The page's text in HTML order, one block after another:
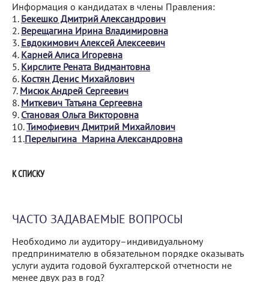
Информация о кандидатах в члены Правления:
1. Бекешко Дмитрий Александрович
2. Верещагина Ирина Владимировна
3. Евдокимович Алексей Алексеевич
4. Карней Алиса Игоревна
5. Кирслите Рената Видмантовна
6. Костян Денис Михайлович
7. Мисюк Андрей Сергеевич
8. Миткевич Татьяна Сергеевна
9. Становая Ольга Викторовна
10. Тимофиевич Дмитрий Михайлович
11.Перелыгина Марина Александровна
К СПИСКУ
ЧАСТО ЗАДАВАЕМЫЕ ВОПРОСЫ
Необходимо ли аудитору–индивидуальному
предпринимателю в обязательном порядке оказывать
услуги аудита годовой бухгалтерской отчетности не
менее двух раз в год?